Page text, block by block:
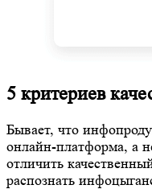
5 критериев
Бывает, что
онлайн-платформа, а
отличить
распознать